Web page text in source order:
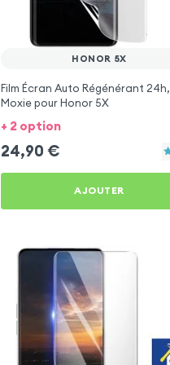
HONOR 5X
Film Écran Auto Régénérant 24h,
Moxie pour Honor 5X
+ 2 option
24,90 €
AJOUTER